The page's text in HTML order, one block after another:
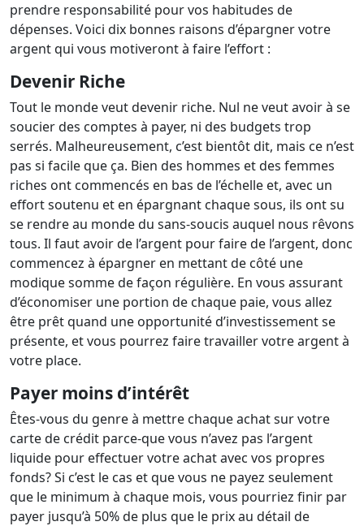
prendre responsabilité pour vos habitudes de
dépenses. Voici dix bonnes raisons d’épargner votre
argent qui vous motiveront à faire l’effort :
Devenir Riche
Tout le monde veut devenir riche. Nul ne veut avoir à se
soucier des comptes à payer, ni des budgets trop
serrés. Malheureusement, c’est bientôt dit, mais ce n’est
pas si facile que ça. Bien des hommes et des femmes
riches ont commencés en bas de l’échelle et, avec un
effort soutenu et en épargnant chaque sous, ils ont su
se rendre au monde du sans-soucis auquel nous rêvons
tous. Il faut avoir de l’argent pour faire de l’argent, donc
commencez à épargner en mettant de côté une
modique somme de façon régulière. En vous assurant
d’économiser une portion de chaque paie, vous allez
être prêt quand une opportunité d’investissement se
présente, et vous pourrez faire travailler votre argent à
votre place.
Payer moins d’intérêt
Êtes-vous du genre à mettre chaque achat sur votre
carte de crédit parce-que vous n’avez pas l’argent
liquide pour effectuer votre achat avec vos propres
fonds? Si c’est le cas et que vous ne payez seulement
que le minimum à chaque mois, vous pourriez finir par
payer jusqu’à 50% de plus que le prix au détail de